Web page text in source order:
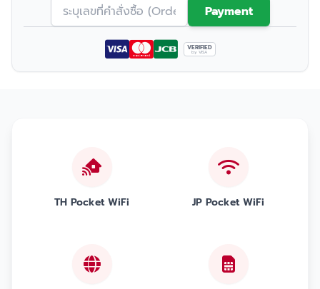
Payment
VERIFIED
by VISA
TH Pocket WiFi JP Pocket WiFi